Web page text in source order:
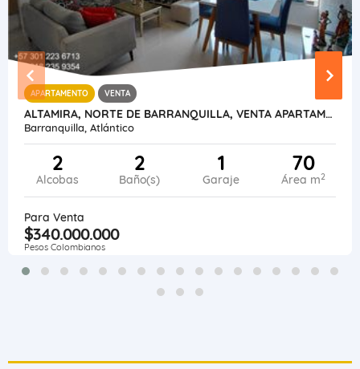
APARTAMENTO VENTA
ALTAMIRA, NORTE DE BARRANQUILLA, VENTA APARTAMENTO 70 METROS
Barranquilla, Atlántico
2
Alcobas
2
Baño(s)
1
Garaje
70
Área m2
Para Venta
$340.000.000
Pesos Colombianos